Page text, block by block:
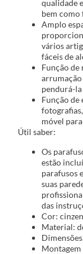
qualidade
bem como
Amplo
vários
fáceis de
Função de
arrumação
pendurá-
Função de
móvel
Útil saber:
Os
estão
parafusos
suas
das
Cor:
Material:
Montagem